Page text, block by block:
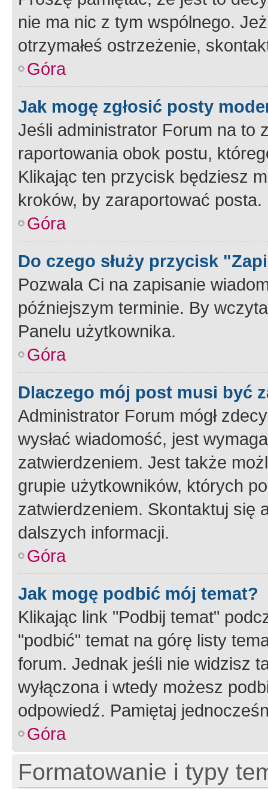
nie ma nic z tym wspólnego.
otrzymałeś ostrzeżenie,
Góra
Jak mogę zgłosić posty
Jeśli administrator Forum na to
raportowania obok postu,
Klikając ten przycisk będziesz
kroków, by zaraportować posta.
Góra
Do czego służy przycisk
Pozwala Ci na zapisanie
późniejszym terminie. By
Panelu użytkownika.
Góra
Dlaczego mój post musi być
Administrator Forum mógł
wysłać wiadomość, jest
zatwierdzeniem. Jest także
grupie użytkowników, których
zatwierdzeniem. Skontaktuj się
dalszych informacji.
Góra
Jak mogę podbić mój temat?
Klikając link "Podbij temat"
"podbić" temat na górę listy
forum. Jednak jeśli nie widzisz
wyłączona i wtedy możesz
odpowiedź. Pamiętaj
Góra
Formatowanie i typy